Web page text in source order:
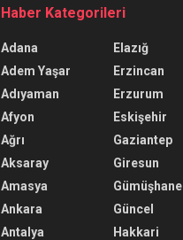
Haber Kategorileri
Adana
Adem Yaşar
Adıyaman
Afyon
Ağrı
Aksaray
Amasya
Ankara
Antalya
Elazığ
Erzincan
Erzurum
Eskişehir
Gaziantep
Giresun
Gümüşhane
Güncel
Hakkari